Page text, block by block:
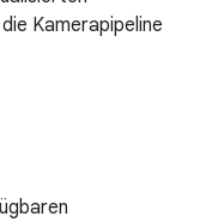
Kamerapipeline